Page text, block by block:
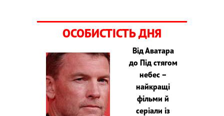
ОСОБИСТІСТЬ ДНЯ
Від Аватара
до Під стягом
небес –
найкращі
фільми й
серіали із